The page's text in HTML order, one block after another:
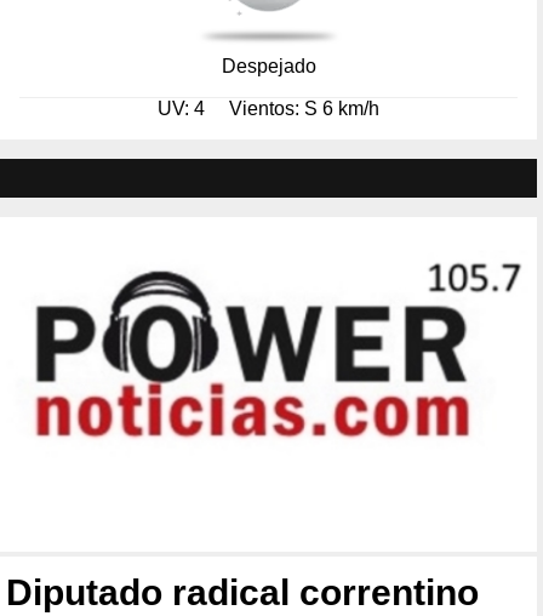
Despejado
UV: 4 Vientos: S 6 km/h
Diputado radical correntino